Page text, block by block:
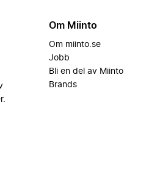
Om Miinto
Om miinto.se
Jobb
Bli en del av Miinto
Brands